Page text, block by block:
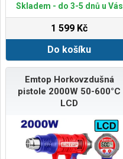
Skladem - do 3-5 dnů u Vás
1 599 Kč
Do košíku
Emtop Horkovzdušná
pistole 2000W 50-600°C
LCD